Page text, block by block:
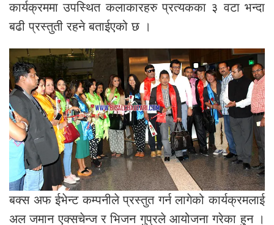
कार्यक्रममा उपस्थित कलाकारहरु प्रत्यकका ३ वटा भन्दा
बढी प्रस्तुती रहने बताईएको छ ।
बक्स अफ ईभेन्ट कम्पनीले प्रस्तुत गर्न लागेको कार्यक्रमलाई
अल जमान एक्सचेन्ज र भिजन गुप्रले आयोजना गरेका हुन ।